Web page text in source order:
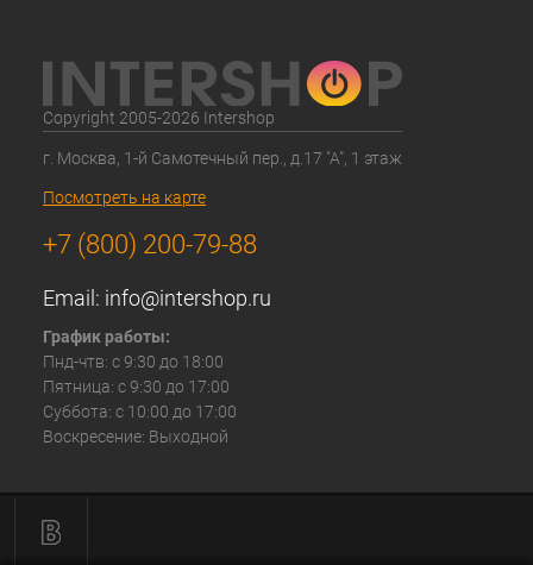
Copyright 2005-2026 Intershop
г. Москва, 1-й Самотечный пер., д.17 "А", 1 этаж
Посмотреть на карте
+7 (800) 200-79-88
Email: info@intershop.ru
График работы:
Пнд-чтв: с 9:30 до 18:00
Пятница: с 9:30 до 17:00
Суббота: с 10:00 до 17:00
Воскресение: Выходной